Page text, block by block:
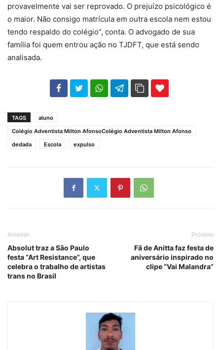
provavelmente vai ser reprovado. O prejuízo psicológico é
o maior. Não consigo matrícula em outra escola nem estou
tendo respaldo do colégio”, conta. O advogado de sua
família foi quem entrou ação no TJDFT, que está sendo
analisada.
102 35
TAGS
aluno
Colégio Adventista Milton AfonsoColégio Adventista Milton Afonso
dedada
Escola expulso
Anterior
Absolut traz a São Paulo
festa “Art Resistance”, que
celebra o trabalho de artistas
trans no Brasil
Próximo
Fã de Anitta faz festa de
aniversário inspirado no
clipe “Vai Malandra”